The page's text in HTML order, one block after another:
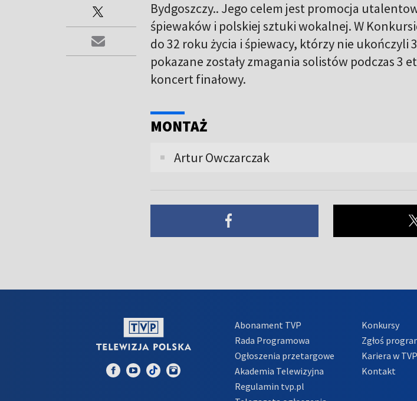
Bydgoszczy.. Jego celem jest promocja
śpiewaków i polskiej sztuki wokalnej. W
do 32 roku życia i śpiewacy, którzy nie ukończyli
pokazane zostały zmagania solistów podczas 3
koncert finałowy.
MONTAŻ
Artur Owczarczak
Abonament TVP
Rada Programowa
Ogłoszenia przetargowe
Akademia Telewizyjna
Regulamin tvp.pl
Konkursy
Zgłoś
Kariera w TVP
Kontakt